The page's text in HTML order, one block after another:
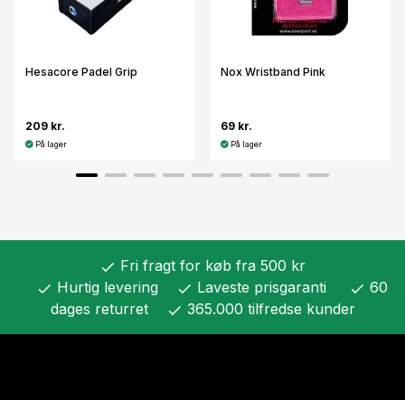
Hesacore Padel Grip
209 kr.
På lager
Nox Wristband Pink
69 kr.
På lager
check Fri fragt for køb fra 500 kr
check Hurtig levering check Laveste prisgaranti check 60
dages returret
check 365.000 tilfredse kunder